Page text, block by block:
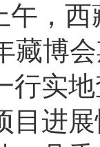
午，
藏博
行实
目进